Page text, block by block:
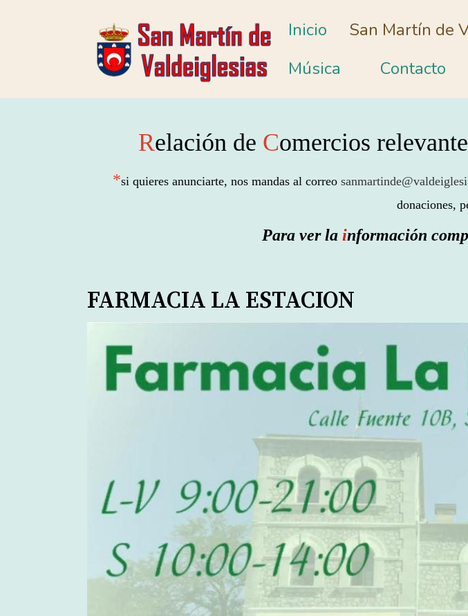
Inicio San Martín de
Música
Contacto
Relación de Comercios
*si quieres anunciarte, nos mandas al correo
donaciones,
Para ver la información
FARMACIA LA ESTACION